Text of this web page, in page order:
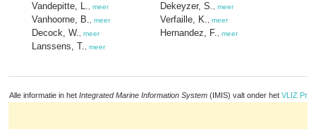
Vandepitte, L. meer
Vanhoorne, B. meer
Decock, W. meer
Lanssens, T. meer
Dekeyzer, S. meer
Verfaille, K. meer
Hernandez, F. meer
Alle informatie in het Integrated Marine Information System (IMIS) valt onder het VLIZ